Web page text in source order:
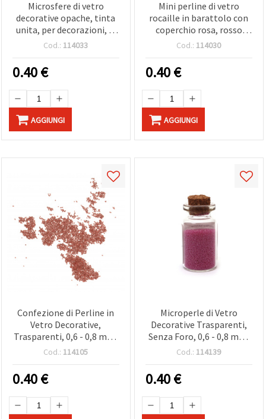
Microsfere di vetro
decorative opache, tinta
unita, per decorazioni, e,
0,6 - 0,8 mm, 10 g
Cod.: 114033
0.40€
AGGIUNGI
Mini perline di vetro
rocaille in barattolo con
coperchio rosa, rosso
scuro, 0,6 - 0,8 mm, 10 g -
bigiotteria
Cod.: 114030
0.40€
AGGIUNGI
Confezione di Perline in
Vetro Decorative,
Trasparenti, 0,6 - 0,8 mm,
10 g, Colore T6, e
Cod.: 114105
0.40€
Microperle di Vetro
Decorative Trasparenti,
Senza Foro, 0,6 - 0,8 mm,
Granulometria Mista, per
Progetti, 10 g
Cod.: 114139
0.40€